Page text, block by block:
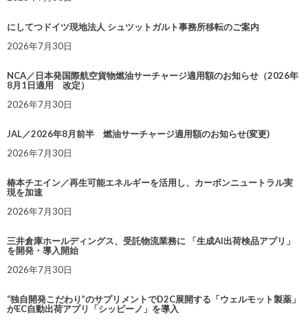
にしてつドイツ現地法人 シュツットガルト事務所移転のご案内
2026年7月30日
NCA／日本発国際航空貨物燃油サーチャージ適用額のお知らせ（2026年
8月1日適用 改定）
2026年7月30日
JAL／2026年8月前半 燃油サーチャージ適用額のお知らせ(変更)
2026年7月30日
椿本チエイン／再生可能エネルギーを活用し、カーボンニュートラル実
現を加速
2026年7月30日
三井倉庫ホールディングス、受託物流業務に 「生成AI出荷検品アプリ」
を開発・導入開始
2026年7月30日
“独自開発こだわり”のサプリメントでD2C展開する「ウェルモット製薬」
がEC自動出荷アプリ「シッピーノ」を導入